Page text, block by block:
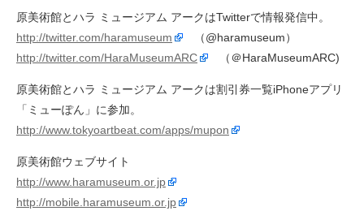
原美術館とハラ ミュージアム アークはTwitterで情報発信中。
http://twitter.com/haramuseum
（@haramuseum）
http://twitter.com/HaraMuseumARC
（＠HaraMuseumARC)
原美術館とハラ ミュージアム アークは割引券一覧iPhoneアプリ
「ミューぽん」に参加。
http://www.tokyoartbeat.com/apps/mupon
原美術館ウェブサイト
http://www.haramuseum.or.jp
http://mobile.haramuseum.or.jp